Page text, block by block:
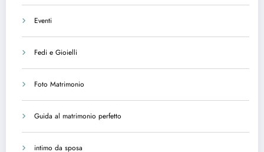
Eventi
Fedi e Gioielli
Foto Matrimonio
Guida al matrimonio perfetto
intimo da sposa